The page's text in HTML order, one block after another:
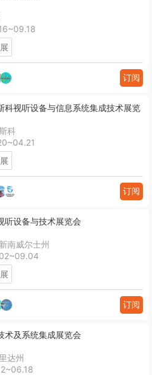
订阅
科视听设备与信息系统集成技术展览
科
订阅
听设备与技术展览会
南威尔士州
订阅
术及系统集成展览会
达州